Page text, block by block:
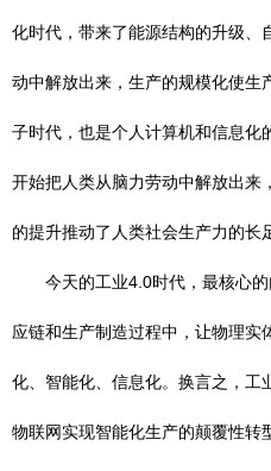
化时代，带来了能源结构的升级、
动中解放出来，生产的规模化使生
子时代，也是个人计算机和信息化
开始把人类从脑力劳动中解放出来
的提升推动了人类社会生产力的长
今天的工业4.0时代，最核心的
应链和生产制造过程中，让物理实
化、智能化、信息化。换言之，工
物联网实现智能化生产的颠覆性转